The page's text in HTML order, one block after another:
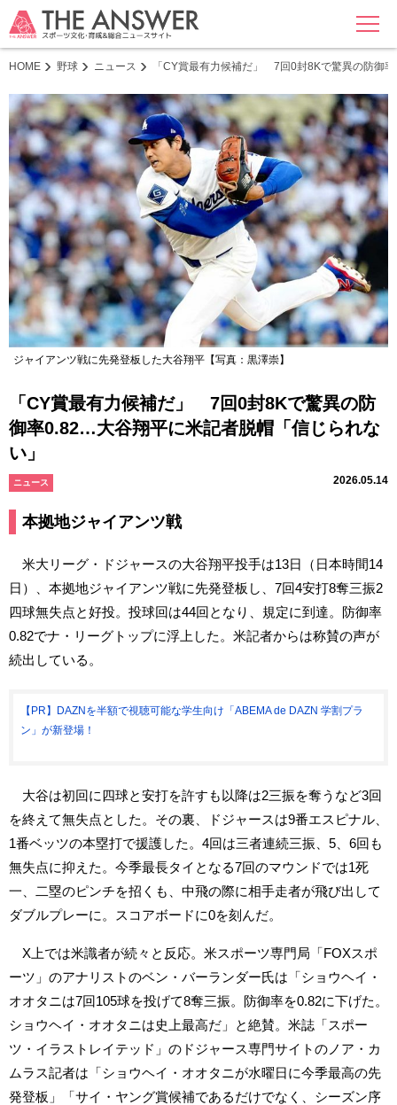
MENU
HOME 野球 ニュース 「CY賞最有力候補だ」 7回0封8Kで驚異の防御
ジャイアンツ戦に先発登板した大谷翔平【写真：黒澤崇】
「CY賞最有力候補だ」 7回0封8Kで驚異の防
御率0.82…大谷翔平に米記者脱帽「信じられな
い」
ニュース 2026.05.14
本拠地ジャイアンツ戦
米大リーグ・ドジャースの大谷翔平投手は13日（日本時間14
日）、本拠地ジャイアンツ戦に先発登板し、7回4安打8奪三振2
四球無失点と好投。投球回は44回となり、規定に到達。防御率
0.82でナ・リーグトップに浮上した。米記者からは称賛の声が
続出している。
【PR】DAZNを半額で視聴可能な学生向け「ABEMA de DAZN 学割プラ
ン」が新登場！
大谷は初回に四球と安打を許すも以降は2三振を奪うなど3回
を終えて無失点とした。その裏、ドジャースは9番エスピナル、
1番ベッツの本塁打で援護した。4回は三者連続三振、5、6回も
無失点に抑えた。今季最長タイとなる7回のマウンドでは1死
一、二塁のピンチを招くも、中飛の際に相手走者が飛び出して
ダブルプレーに。スコアボードに0を刻んだ。
X上では米識者が続々と反応。米スポーツ専門局「FOXスポ
ーツ」のアナリストのベン・バーランダー氏は「ショウヘイ・
オオタニは7回105球を投げて8奪三振。防御率を0.82に下げた。
ショウヘイ・オオタニは史上最高だ」と絶賛。米誌「スポー
ツ・イラストレイテッド」のドジャース専門サイトのノア・カ
ムラス記者は「ショウヘイ・オオタニが水曜日に今季最高の先
発登板」「サイ・ヤング賞候補であるだけでなく、シーズン序